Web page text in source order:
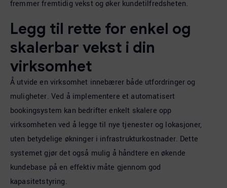
fremmer fremtidig vekst og øker kundetilfredsheten.
Legg til rette for enkel og
skalerbar vekst i din
virksomhet
Å utvide en virksomhet innebærer både utfordringer og
muligheter. Ved å implementere et automatisert
bookingsystem kan bedrifter enkelt skalere opp
virksomheten ved å legge til nye tjenester og lokasjoner,
uten betydelige økninger i infrastrukturkostnader. Dette
systemet gjør det også mulig å håndtere en økende
kundebase på en effektiv måte gjennom god
kapasitetstyring.